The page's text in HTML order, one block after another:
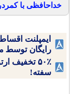
خداحافظی با
ایمپلنت
رایگان
۵۰٪ تخفیف
سفته!